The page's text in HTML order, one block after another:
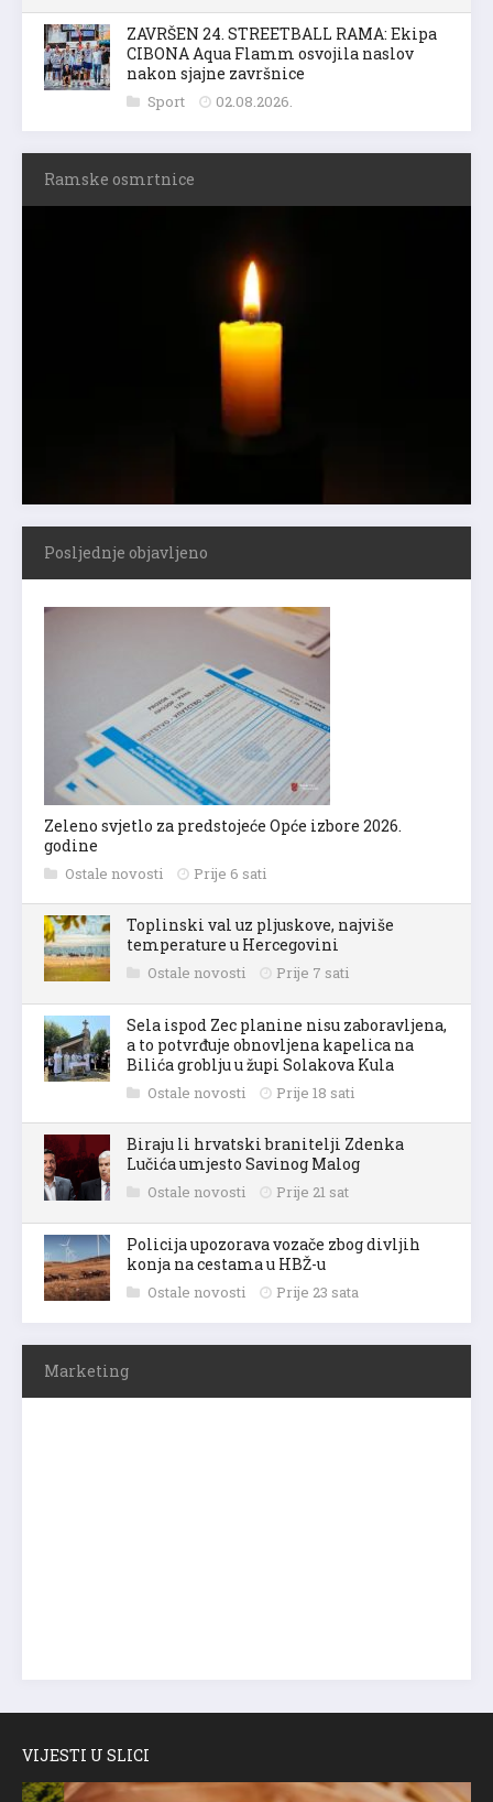
ZAVRŠEN 24. STREETBALL RAMA: Ekipa
CIBONA Aqua Flamm osvojila naslov
nakon sjajne završnice
Sport 02.08.2026.
Ramske osmrtnice
Posljednje objavljeno
Zeleno svjetlo za predstojeće Opće izbore 2026.
godine
Ostale novosti Prije 6 sati
Toplinski val uz pljuskove, najviše
temperature u Hercegovini
Ostale novosti Prije 7 sati
Sela ispod Zec planine nisu zaboravljena,
a to potvrđuje obnovljena kapelica na
Bilića groblju u župi Solakova Kula
Ostale novosti Prije 18 sati
Biraju li hrvatski branitelji Zdenka
Lučića umjesto Savinog Malog
Ostale novosti Prije 21 sat
Policija upozorava vozače zbog divljih
konja na cestama u HBŽ-u
Ostale novosti Prije 23 sata
Marketing
VIJESTI U SLICI